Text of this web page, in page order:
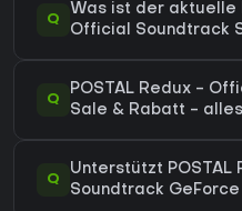
Q
Was ist der aktuelle
Official Soundtrack
Q
POSTAL Redux -
Sale & Rabatt -
Q
Unterstützt POSTAL
Soundtrack GeForce